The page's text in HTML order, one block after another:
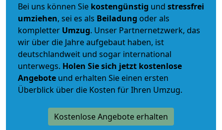
Bei uns können Sie kostengünstig und stressfrei
umziehen, sei es als Beiladung oder als
kompletter Umzug. Unser Partnernetzwerk, das
wir über die Jahre aufgebaut haben, ist
deutschlandweit und sogar international
unterwegs. Holen Sie sich jetzt kostenlose
Angebote und erhalten Sie einen ersten
Überblick über die Kosten für Ihren Umzug.
Kostenlose Angebote erhalten